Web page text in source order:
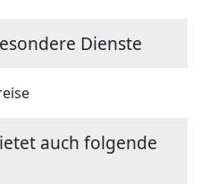
Dienste
auch folgende